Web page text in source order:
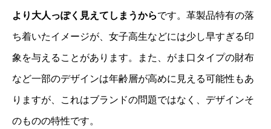
より大人っぽく見えてしまうからです。革製品特有の落
ち着いたイメージが、女子高生などには少し早すぎる印
象を与えることがあります。また、がま口タイプの財布
など一部のデザインは年齢層が高めに見える可能性もあ
りますが、これはブランドの問題ではなく、デザインそ
のものの特性です。